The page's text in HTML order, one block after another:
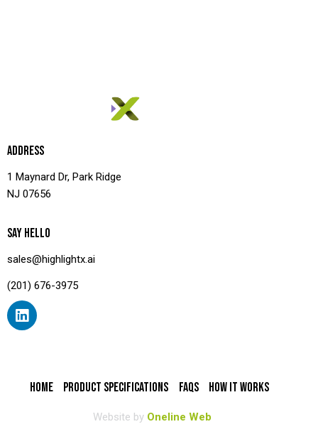
ADDRESS
1 Maynard Dr, Park Ridge
NJ 07656
SAY HELLO
sales@highlightx.ai
(201) 676-3975
HOME PRODUCT SPECIFICATIONS FAQS HOW IT WORKS
Website by Oneline Web